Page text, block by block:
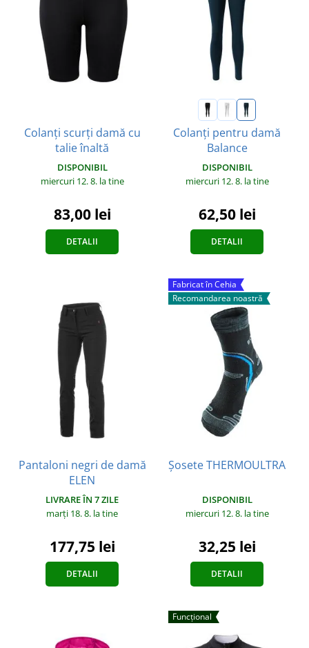
Colanți scurți damă cu
talie înaltă
DISPONIBIL
miercuri 12. 8. la tine
83,00 lei
DETALII
Colanți pentru damă
Balance
DISPONIBIL
miercuri 12. 8. la tine
62,50 lei
DETALII
Pantaloni negri de damă
ELEN
LIVRARE ÎN 7 ZILE
marți 18. 8. la tine
177,75 lei
DETALII
Fabricat în Cehia
Recomandarea noastră
Șosete THERMOULTRA
DISPONIBIL
miercuri 12. 8. la tine
32,25 lei
DETALII
Funcțional